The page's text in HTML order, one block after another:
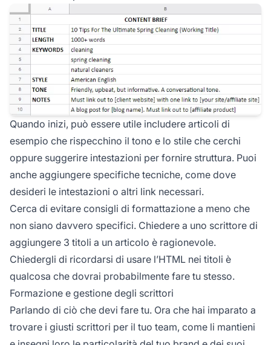
Quando inizi, può essere utile includere articoli di
esempio che rispecchino il tono e lo stile che cerchi
oppure suggerire intestazioni per fornire struttura. Puoi
anche aggiungere specifiche tecniche, come dove
desideri le intestazioni o altri link necessari.
Cerca di evitare consigli di formattazione a meno che
non siano davvero specifici. Chiedere a uno scrittore di
aggiungere 3 titoli a un articolo è ragionevole.
Chiedergli di ricordarsi di usare l’HTML nei titoli è
qualcosa che dovrai probabilmente fare tu stesso.
Formazione e gestione degli scrittori
Parlando di ciò che devi fare tu. Ora che hai imparato a
trovare i giusti scrittori per il tuo team, come li mantieni